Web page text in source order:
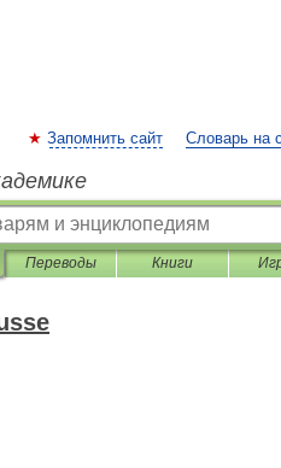
Запомнить сайт Словарь на
Переводы Книги